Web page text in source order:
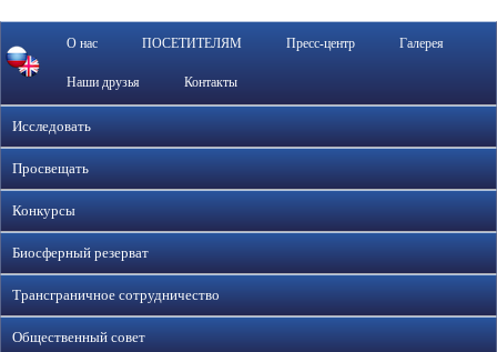
О нас ПОСЕТИТЕЛЯМ Пресс-центр Галерея
Наши друзья Контакты
Исследовать
Просвещать
Конкурсы
Биосферный резерват
Трансграничное сотрудничество
Общественный совет